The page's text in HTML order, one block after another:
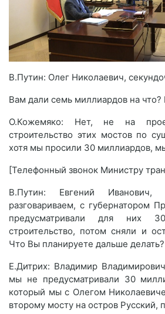
В.Путин: Олег Николаевич,
Вам дали семь миллиардов на что?
О.Кожемяко: Нет, не на
строительство этих мостов по
хотя мы просили 30 миллиардов,
[Телефонный звонок Министру
В.Путин: Евгений
разговариваем, с губернатором
предусматривали для них
строительство, потом сняли и
Что Вы планируете дальше делать?
Е.Дитрих: Владимир
мы не предусматривали 30
который мы с Олегом
второму мосту на остров